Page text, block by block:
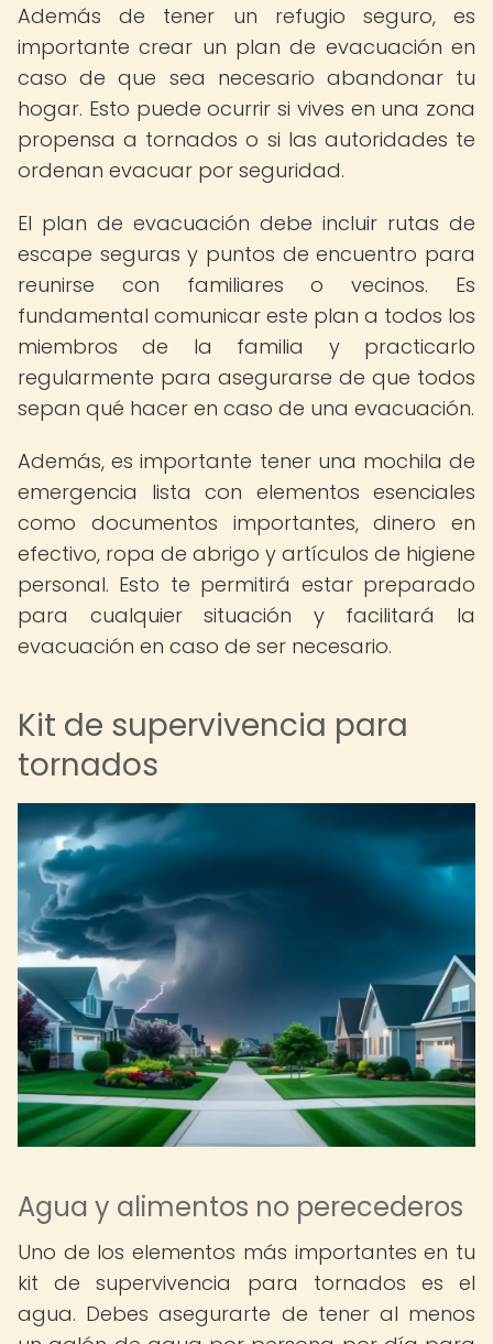
Además de tener un refugio seguro, es
importante crear un plan de evacuación en
caso de que sea necesario abandonar tu
hogar. Esto puede ocurrir si vives en una zona
propensa a tornados o si las autoridades te
ordenan evacuar por seguridad.
El plan de evacuación debe incluir rutas de
escape seguras y puntos de encuentro para
reunirse con familiares o vecinos. Es
fundamental comunicar este plan a todos los
miembros de la familia y practicarlo
regularmente para asegurarse de que todos
sepan qué hacer en caso de una evacuación.
Además, es importante tener una mochila de
emergencia lista con elementos esenciales
como documentos importantes, dinero en
efectivo, ropa de abrigo y artículos de higiene
personal. Esto te permitirá estar preparado
para cualquier situación y facilitará la
evacuación en caso de ser necesario.
Kit de supervivencia para
tornados
Agua y alimentos no perecederos
Uno de los elementos más importantes en tu
kit de supervivencia para tornados es el
agua. Debes asegurarte de tener al menos